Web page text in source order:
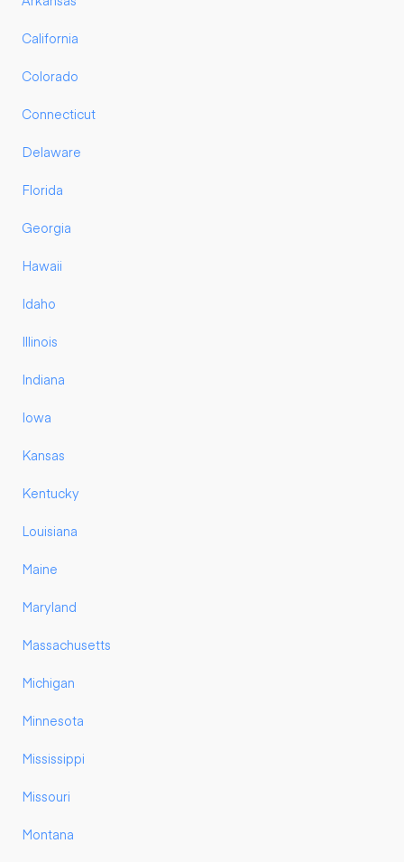
California
Colorado
Connecticut
Delaware
Florida
Georgia
Hawaii
Idaho
Illinois
Indiana
Iowa
Kansas
Kentucky
Louisiana
Maine
Maryland
Massachusetts
Michigan
Minnesota
Mississippi
Missouri
Montana